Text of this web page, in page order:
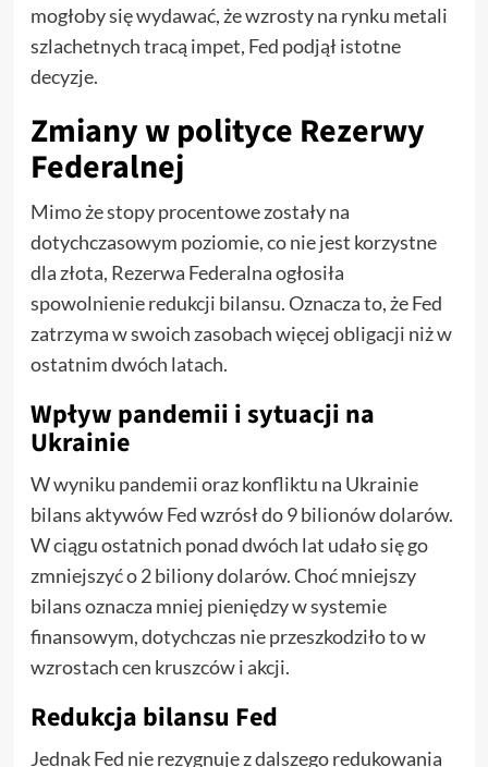
mogłoby się wydawać, że wzrosty na rynku metali
szlachetnych tracą impet, Fed podjął istotne
decyzje.
Zmiany w polityce Rezerwy
Federalnej
Mimo że stopy procentowe zostały na
dotychczasowym poziomie, co nie jest korzystne
dla złota, Rezerwa Federalna ogłosiła
spowolnienie redukcji bilansu. Oznacza to, że Fed
zatrzyma w swoich zasobach więcej obligacji niż w
ostatnim dwóch latach.
Wpływ pandemii i sytuacji na
Ukrainie
W wyniku pandemii oraz konfliktu na Ukrainie
bilans aktywów Fed wzrósł do 9 bilionów dolarów.
W ciągu ostatnich ponad dwóch lat udało się go
zmniejszyć o 2 biliony dolarów. Choć mniejszy
bilans oznacza mniej pieniędzy w systemie
finansowym, dotychczas nie przeszkodziło to w
wzrostach cen kruszców i akcji.
Redukcja bilansu Fed
Jednak Fed nie rezygnuje z dalszego redukowania